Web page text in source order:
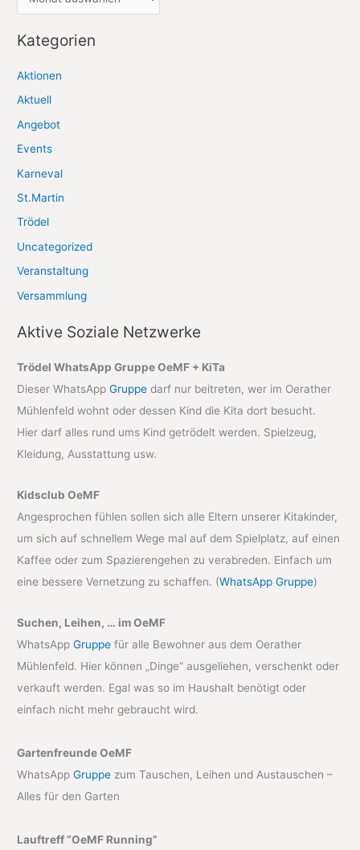
r
c
i
v
Kategorien
Aktionen
Aktuell
Angebot
Events
Karneval
St.Martin
Trödel
Uncategorized
Veranstaltung
Versammlung
Aktive Soziale Netzwerke
Trödel WhatsApp Gruppe OeMF + KiTa
Dieser WhatsAppGruppe darf nur beitreten, wer im Oerather
Mühlenfeld wohnt oder dessen Kind die Kita dort besucht.
Hier darf alles rund ums Kind getrödelt werden. Spielzeug,
Kleidung, Ausstattung usw.
Kidsclub OeMF
Angesprochen fühlen sollen sich alle Eltern unserer Kitakinder,
um sich auf schnellem Wege mal auf dem Spielplatz, auf einen
Kaffee oder zum Spazierengehen zu verabreden. Einfach um
eine bessere Vernetzung zu schaffen. (WhatsApp Gruppe)
Suchen, Leihen, … im OeMF
WhatsAppGruppe für alle Bewohner aus dem Oerather
Mühlenfeld. Hier können „Dinge“ ausgeliehen, verschenkt oder
verkauft werden. Egal was so im Haushalt benötigt oder
einfach nicht mehr gebraucht wird.
Gartenfreunde OeMF
WhatsAppGruppe zum Tauschen, Leihen und Austauschen –
Alles für den Garten
Lauftreff “OeMF Running”